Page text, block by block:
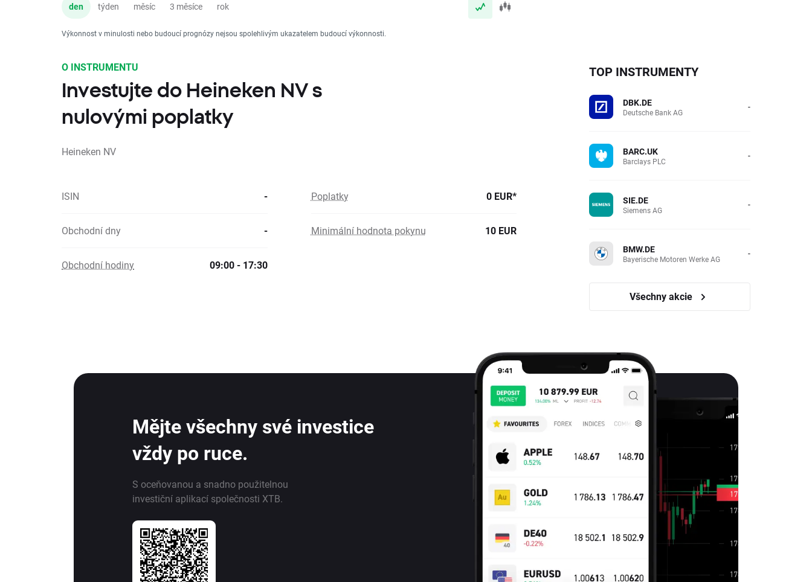
den týden měsíc 3 měsíce rok
Výkonnost v minulosti nebo budoucí prognózy nejsou spolehlivým ukazatelem budoucí výkonnosti.
O INSTRUMENTU
Investujte do Heineken NV s
nulovými poplatky
Heineken NV
ISIN - Poplatky 0 EUR*
Obchodní dny - Minimální hodnota pokynu 10 EUR
Obchodní hodiny 09:00 - 17:30
TOP INSTRUMENTY
DBK.DE
Deutsche Bank AG -
BARC.UK
Barclays PLC -
SIE.DE
Siemens AG -
BMW.DE
Bayerische Motoren Werke AG -
Všechny akcie
Mějte všechny své investice
vždy po ruce.
S oceňovanou a snadno použitelnou
investiční aplikací společnosti XTB.